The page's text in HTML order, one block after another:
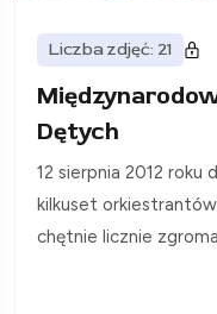
Liczba zdjęć: 21
Dętych
12 sierpnia 2012 roku
kilkuset orkiestrantów
chętnie licznie